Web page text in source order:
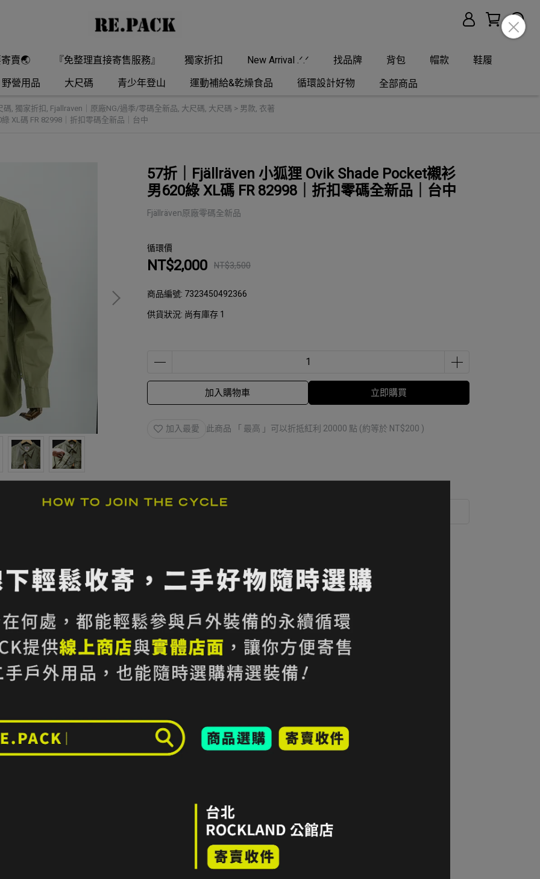
賣🌏 『免整理直接寄售服務』 獨家折扣 New Arrival .ᐟ.ᐟ 找品牌 背包 帽款
鞋履
野營用品
大尺碼 青少年登山 運動補給&乾燥食品 循環設計好物 全部商品
碼, 獨家折扣, Fjallraven｜原廠NG/過季/零碼全新品, 大尺碼, 大尺碼 > 男款, 衣著
XL碼 FR 82998｜折扣零碼全新品｜台中
57折｜Fjällräven 小狐狸 Ovik Shade Pocket襯衫
男620綠 XL碼 FR 82998｜折扣零碼全新品｜台中
Fjällräven原廠零碼全新品
循環價
NT$2,000 NT$3,500
商品編號: 7323450492366
供貨狀況: 尚有庫存 1
加入購物車 立即購買
加入最愛 此商品 「 最高 」可以折抵紅利 20000 點 (約等於 NT$200 )